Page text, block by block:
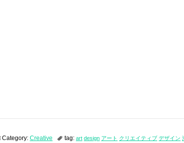
Category: Creative tag: art design アート クリエイティブ デザイン